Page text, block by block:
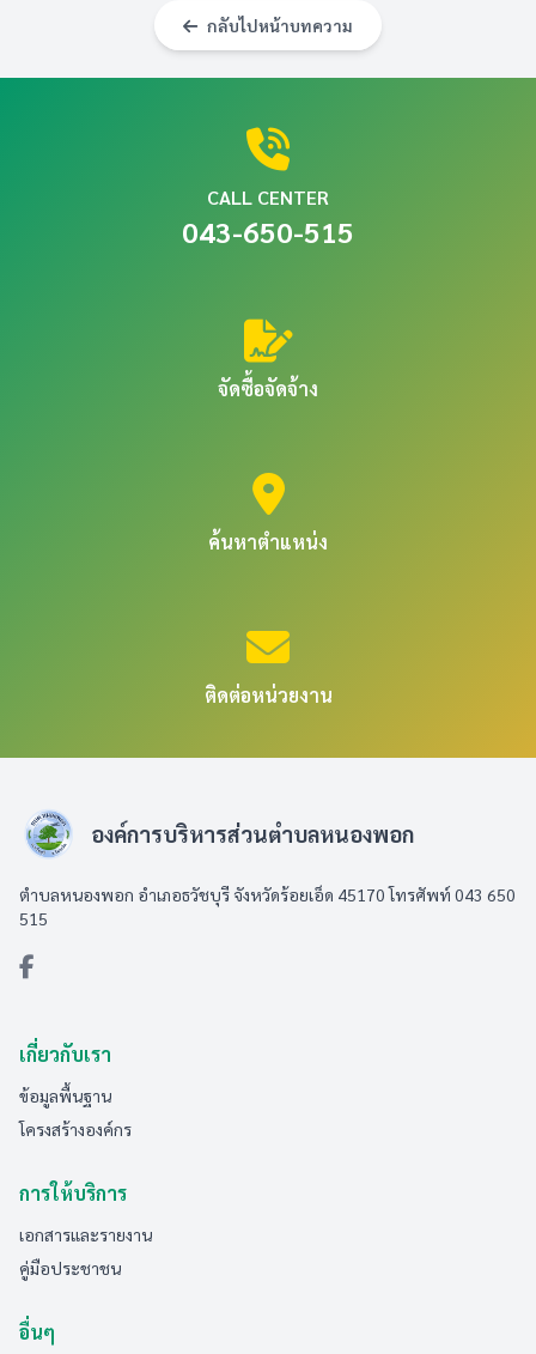
กลับไปหน้าบทความ
CALL CENTER
043-650-515
จัดซื้อจัดจ้าง
ค้นหาตำแหน่ง
ติดต่อหน่วยงาน
องค์การบริหารส่วนตำบลหนองพอก
ตำบลหนองพอก อำเภอธวัชบุรี จังหวัดร้อยเอ็ด 45170 โทรศัพท์ 043 650
515
เกี่ยวกับเรา
ข้อมูลพื้นฐาน
โครงสร้างองค์กร
การให้บริการ
เอกสารและรายงาน
คู่มือประชาชน
อื่นๆ